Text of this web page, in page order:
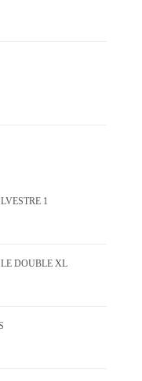
1
DOUBLE XL